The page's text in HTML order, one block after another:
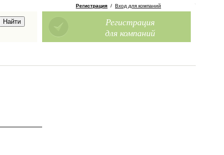
Регистрация / Вход для компаний
Регистрация
для компаний